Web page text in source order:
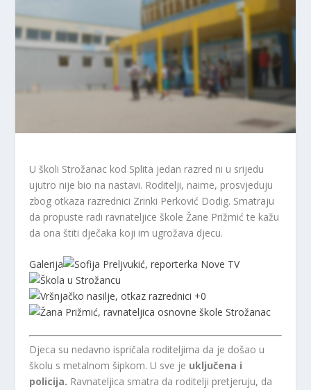
U školi Strožanac kod Splita jedan razred ni u srijedu
ujutro nije bio na nastavi. Roditelji, naime, prosvjeduju
zbog otkaza razrednici Zrinki Perković Dodig. Smatraju
da propuste radi ravnateljice škole Žane Prižmić te kažu
da ona štiti dječaka koji im ugrožava djecu.
Galerija
+0
Djeca su nedavno ispričala roditeljima da je došao u
školu s metalnom šipkom. U sve je uključena i
policija. Ravnateljica smatra da roditelji pretjeruju, da